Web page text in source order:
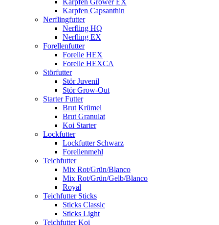
Karpfen Grower EX
Karpfen Capsanthin
Nerflingfutter
Nerfling HQ
Nerfling EX
Forellenfutter
Forelle HEX
Forelle HEXCA
Störfutter
Stör Juvenil
Stör Grow-Out
Starter Futter
Brut Krümel
Brut Granulat
Koi Starter
Lockfutter
Lockfutter Schwarz
Forellenmehl
Teichfutter
Mix Rot/Grün/Blanco
Mix Rot/Grün/Gelb/Blanco
Royal
Teichfutter Sticks
Sticks Classic
Sticks Light
Teichfutter Koi